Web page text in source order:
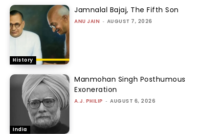
History
Jamnalal Bajaj, The Fifth Son
ANU JAIN - AUGUST 7, 2026
India
Manmohan Singh Posthumous
Exoneration
A.J. PHILIP - AUGUST 6, 2026